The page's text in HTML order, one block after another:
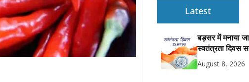
Latest
बड़सर में मनाया
स्वतंत्रता दिवस
August 8, 2026